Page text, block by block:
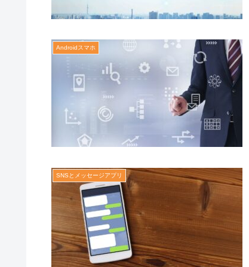
Androidスマホ
SNSとメッセージアプリ